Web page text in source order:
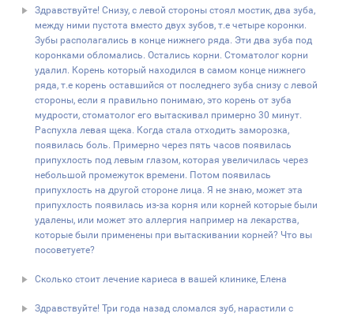
Здравствуйте! Снизу, с левой стороны стоял мостик, два зуба,
между ними пустота вместо двух зубов, т.е четыре коронки.
Зубы располагались в конце нижнего ряда. Эти два зуба под
коронками обломались. Остались корни. Стоматолог корни
удалил. Корень который находился в самом конце нижнего
ряда, т.е корень оставшийся от последнего зуба снизу с левой
стороны, если я правильно понимаю, это корень от зуба
мудрости, стоматолог его вытаскивал примерно 30 минут.
Распухла левая щека. Когда стала отходить заморозка,
появилась боль. Примерно через пять часов появилась
припухлость под левым глазом, которая увеличилась через
небольшой промежуток времени. Потом появилась
припухлость на другой стороне лица. Я не знаю, может эта
припухлость появилась из-за корня или корней которые были
удалены, или может это аллергия например на лекарства,
которые были применены при вытаскивании корней? Что вы
посоветуете?
Сколько стоит лечение кариеса в вашей клинике, Елена
Здравствуйте! Три года назад сломался зуб, нарастили с